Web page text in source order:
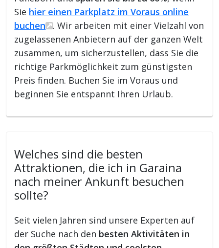
Sie hier einen Parkplatz im Voraus online
buchen
. Wir arbeiten mit einer Vielzahl von
zugelassenen Anbietern auf der ganzen Welt
zusammen, um sicherzustellen, dass Sie die
richtige Parkmöglichkeit zum günstigsten
Preis finden. Buchen Sie im Voraus und
beginnen Sie entspannt Ihren Urlaub.
Welches sind die besten
Attraktionen, die ich in Garaina
nach meiner Ankunft besuchen
sollte?
Seit vielen Jahren sind unsere Experten auf
der Suche nach den besten Aktivitäten in